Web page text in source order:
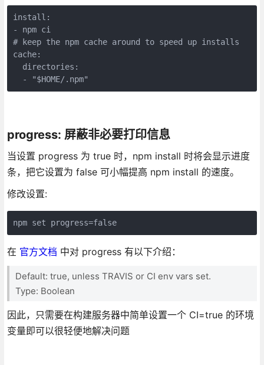
install:
- npm ci
# keep the npm cache around to speed up installs
cache:
  directories:
  - "$HOME/.npm"
progress: 屏蔽非必要打印信息
当设置 progress 为 true 时，npm install 时将会显示进度
条，把它设置为 false 可小幅提高 npm install 的速度。
修改设置:
npm set progress=false
在 官方文档 中对 progress 有以下介绍：
Default: true, unless TRAVIS or CI env vars set.
Type: Boolean
因此，只需要在构建服务器中简单设置一个 CI=true 的环境
变量即可以很轻便地解决问题